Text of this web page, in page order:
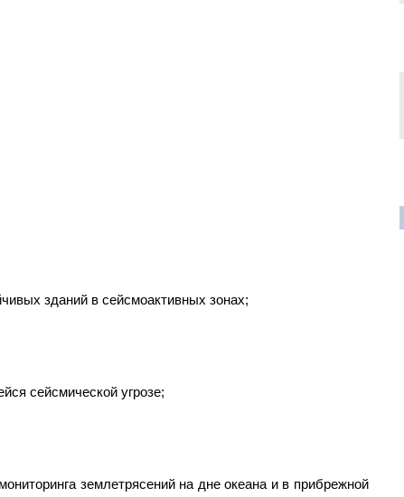
зданий в сейсмоактивных зонах;
сейсмической угрозе;
землетрясений на дне океана и в прибрежной